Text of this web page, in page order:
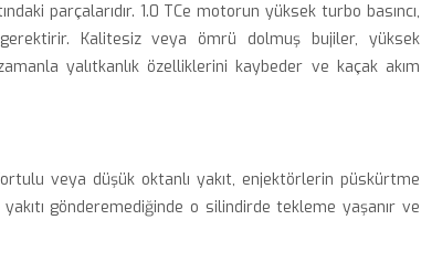
parçalarıdır. 1.0 TCe motorun yüksek turbo basıncı,
Kalitesiz veya ömrü dolmuş bujiler, yüksek
yalıtkanlık özelliklerini kaybeder ve kaçak akım
veya düşük oktanlı yakıt, enjektörlerin püskürtme
gönderemediğinde o silindirde tekleme yaşanır ve